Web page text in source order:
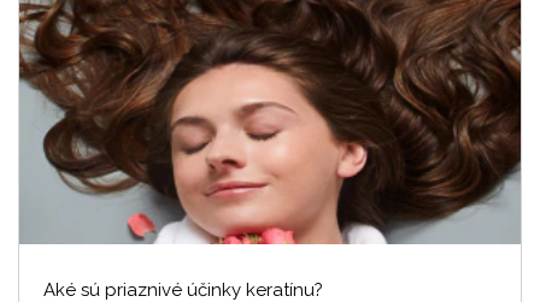
Aké sú priaznivé účinky keratínu?